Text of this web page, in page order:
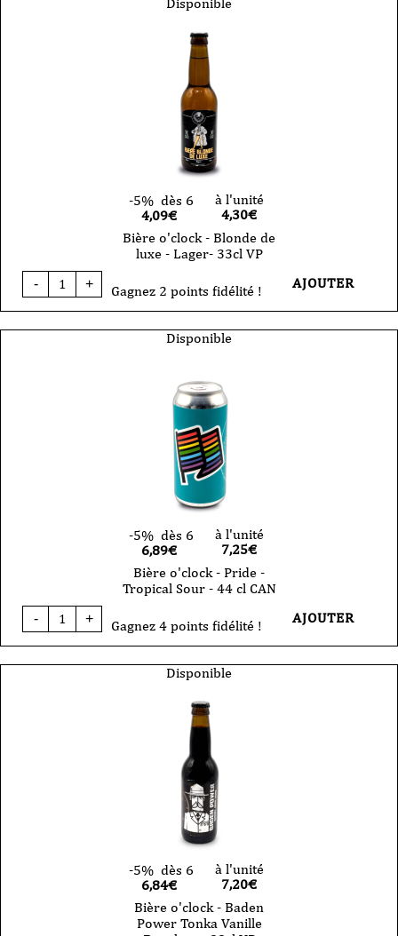
-5% dès 6
4,09€
à l'unité
4,30€
Bière o'clock - Blonde de
luxe - Lager- 33cl VP
-
quantité
de
-
+ Gagnez 2 points fidélité ! AJOUTER
Disponible
-5% dès 6
6,89€
à l'unité
7,25€
Bière o'clock - Pride -
Tropical Sour - 44 cl CAN
-
quantité
de
-
+ Gagnez 4 points fidélité ! AJOUTER
Disponible
-5% dès 6
6,84€
à l'unité
7,20€
Bière o'clock - Baden
Power Tonka Vanille